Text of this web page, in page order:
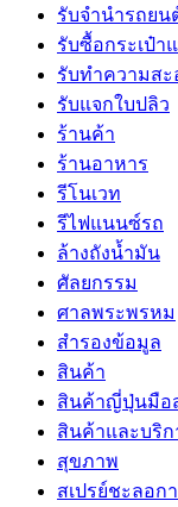
รับจํานํารถย
รับซื้อกระเป๋า
รับทำความส
รับแจกใบปลิว
ร้านค้า
ร้านอาหาร
รีโนเวท
รีไฟแนนซ์รถ
ล้างถังน้ำมัน
ศัลยกรรม
ศาลพระพรหม
สำรองข้อมูล
สินค้า
สินค้าญี่ปุ่นมือ
สินค้าและบริก
สุขภาพ
สเปรย์ชะลอก